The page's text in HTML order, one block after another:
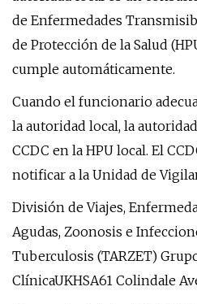
de Enfermedades
de Protección de la Salud
cumple automáticamente.
Cuando el funcionario
la autoridad local, la
CCDC en la HPU local. El
notificar a la Unidad de
División de Viajes,
Agudas, Zoonosis e
Tuberculosis (TARZET)
ClínicaUKHSA61 Colindale